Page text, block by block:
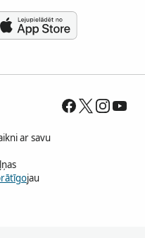
ar savu
jau